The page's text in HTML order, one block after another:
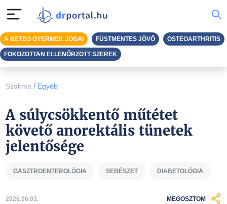
Szakma / Egyéb
A súlycsökkentő műtétet
követő anorektális tünetek
jelentősége
GASZTROENTEROLÓGIA SEBÉSZET DIABETOLÓGIA
2026.06.03.
MEGOSZTOM
A BETEG GYERMEK JOGAI FÜSTMENTES JÖVŐ OSTEOARTHRITIS
FOKOZOTTAN ELLENŐRZÖTT SZEREK